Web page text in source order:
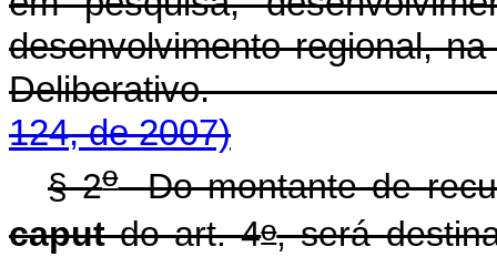
desenvolvimento regional,
124, de 2007)
§ 2oDo montante de
caputdo art. 4o, será